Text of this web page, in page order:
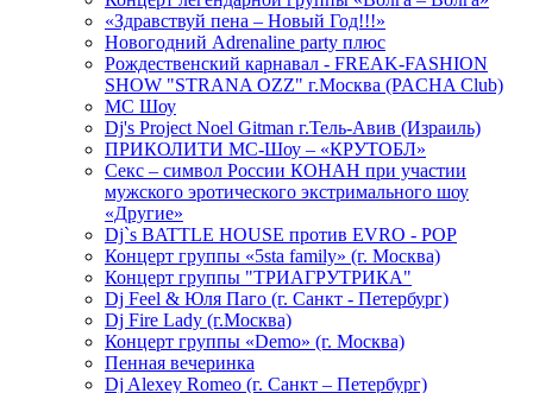
«Здравствуй пена – Новый Год!!!»
Новогодний Adrenaline party плюс
Рождественский карнавал - FREAK-FASHION
SHOW "STRANA OZZ" г.Москва (PACHA Club)
MC Шоу
Dj's Project Noel Gitman г.Тель-Авив (Израиль)
ПРИКОЛИТИ МС-Шоу – «КРУТОБЛ»
Секс – символ России КОНАН при участии
мужского эротического экстримального шоу
«Другие»
Dj`s BATTLE HOUSE против EVRO - POP
Концерт группы «5sta family» (г. Москва)
Концерт группы "ТРИАГРУТРИКА"
Dj Feel & Юля Паго (г. Санкт - Петербург)
Dj Fire Lady (г.Москва)
Концерт группы «Demo» (г. Москва)
Пенная вечеринка
Dj Alexey Romeo (г. Санкт – Петербург)